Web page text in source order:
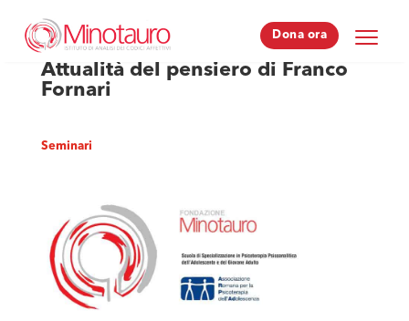
Dona ora
Dona ora
Attualità del pensiero di Franco
Fornari
Seminari